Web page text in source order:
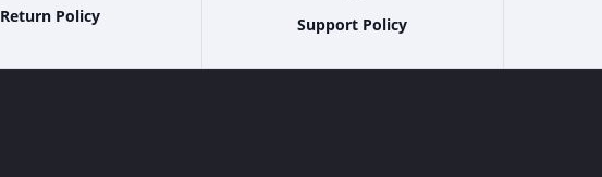
Return Policy Support Policy